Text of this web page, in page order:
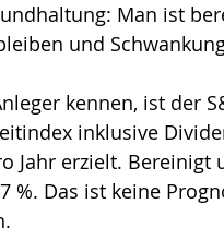
Man ist
und
kennen, ist der
inklusive
Jahr erzielt.
%. Das ist keine